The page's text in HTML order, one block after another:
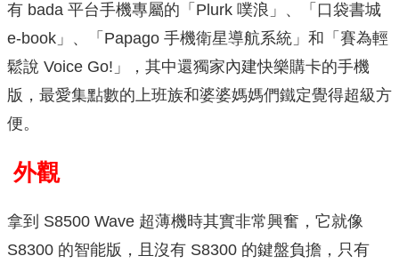
有 bada 平台手機專屬的「Plurk 噗浪」、「口袋書城
e-book」、「Papago 手機衛星導航系統」和「賽為輕
鬆說 Voice Go!」，其中還獨家內建快樂購卡的手機
版，最愛集點數的上班族和婆婆媽媽們鐵定覺得超級方
便。
外觀
拿到 S8500 Wave 超薄機時其實非常興奮，它就像
S8300 的智能版，且沒有 S8300 的鍵盤負擔，只有